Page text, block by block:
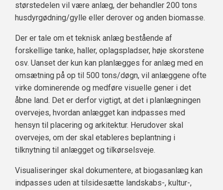
størstedelen vil være anlæg, der behandler 200 tons
husdyrgødning/gylle eller derover og anden biomasse.
Der er tale om et teknisk anlæg bestående af
forskellige tanke, haller, oplagspladser, høje skorstene
osv. Uanset der kun kan planlægges for anlæg med en
omsætning på op til 500 tons/døgn, vil anlæggene ofte
virke dominerende og medføre visuelle gener i det
åbne land. Det er derfor vigtigt, at det i planlægningen
overvejes, hvordan anlægget kan indpasses med
hensyn til placering og arkitektur. Herudover skal
overvejes, om der skal etableres beplantning i
tilknytning til anlægget og tilkørselsveje.
Visualiseringer skal dokumentere, at biogasanlæg kan
indpasses uden at tilsidesætte landskabs-, kultur-,